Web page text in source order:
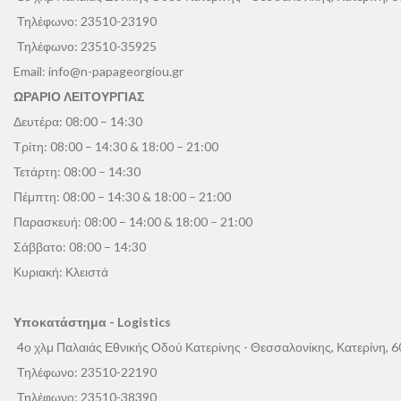
Τηλέφωνο: 23510-23190
Τηλέφωνο: 23510-35925
Email: info@n-papageorgiou.gr
ΩΡΑΡΙΟ ΛΕΙΤΟΥΡΓΙΑΣ
Δευτέρα: 08:00 – 14:30
Τρίτη: 08:00 – 14:30 & 18:00 – 21:00
Τετάρτη: 08:00 – 14:30
Πέμπτη: 08:00 – 14:30 & 18:00 – 21:00
Παρασκευή: 08:00 – 14:00 & 18:00 – 21:00
Σάββατο: 08:00 – 14:30
Κυριακή: Κλειστά
Υποκατάστημα - Logistics
4ο χλμ Παλαιάς Εθνικής Οδού Κατερίνης - Θεσσαλονίκης, Κατερίνη,
Τηλέφωνο: 23510-22190
Τηλέφωνο: 23510-38390